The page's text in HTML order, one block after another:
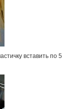
вставить по 5